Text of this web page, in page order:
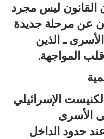
القانون ليس مجرد
عن مرحلة جديدة
ـ الذين
المواجهة.
الإسرائيلي
الأسرى
حدود الداخل